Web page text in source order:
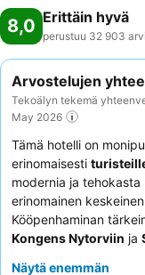
8,0 Erittäin hyvä
perustuu 32 903
Arvostelujen
Tekoälyn tekemä
May 2026
Tämä hotelli on
erinomaisesti
modernia ja
erinomainen
Kööpenhaminan
Kongens Nytorviin ja
Näytä enemmän